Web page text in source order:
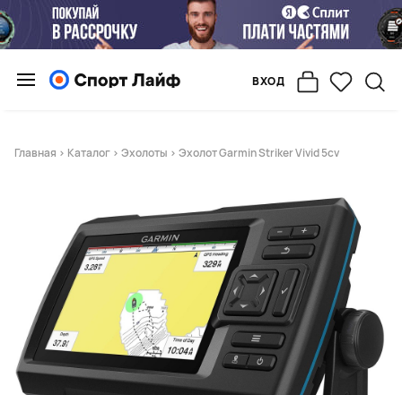
ВХОД
Главная > Каталог > Эхолоты > Эхолот Garmin Striker Vivid 5cv